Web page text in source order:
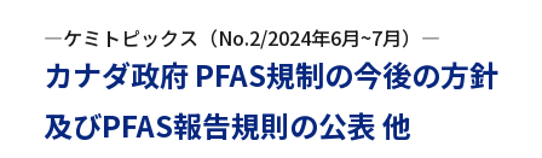
―ケミトピックス（No.2/2024年6月~7月）―
カナダ政府 PFAS規制の今後の方針
及びPFAS報告規則の公表 他